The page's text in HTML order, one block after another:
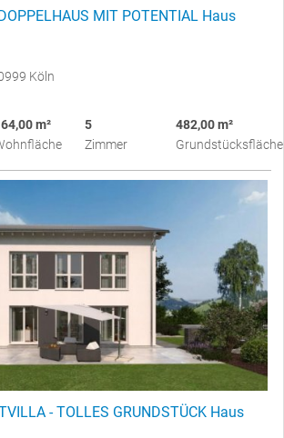
MIT POTENTIAL Haus
Köln
m²
5
Zimmer
482,00 m²
Grundstücksfläche
- TOLLES GRUNDSTÜCK Haus